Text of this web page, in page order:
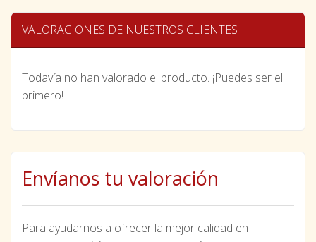
VALORACIONES DE NUESTROS CLIENTES
Todavía no han valorado el producto. ¡Puedes ser el
primero!
Envíanos tu valoración
Para ayudarnos a ofrecer la mejor calidad en